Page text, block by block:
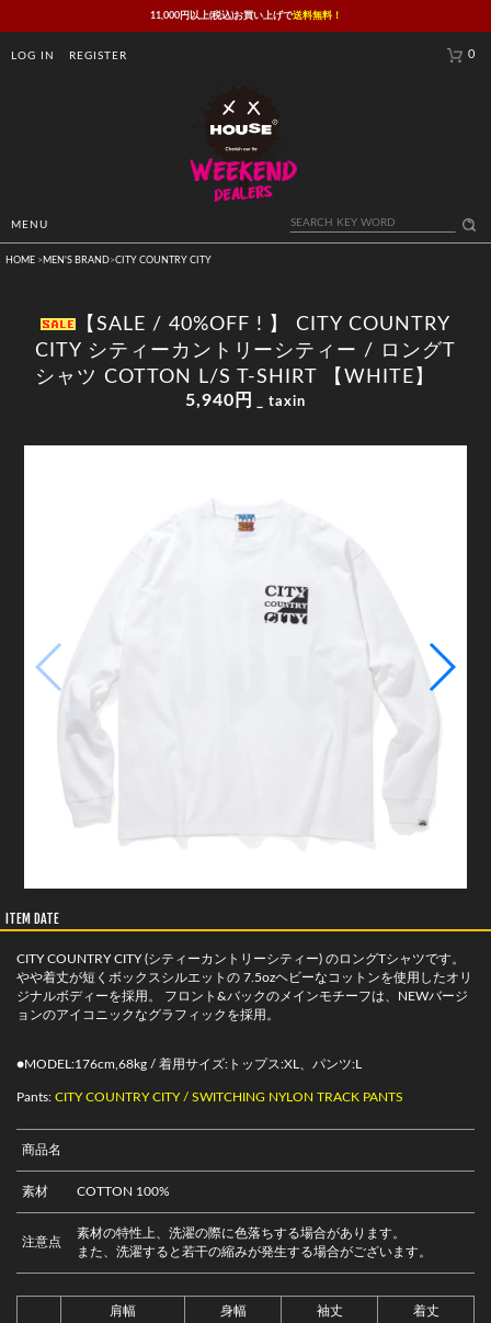
11,000円以上(税込)お買い上げで送料無料！
LOG IN REGISTER 0
MENU
HOME > MEN'S BRAND>CITY COUNTRY CITY
【SALE / 40%OFF ! 】 CITY COUNTRY
CITY シティーカントリーシティー / ロングT
シャツ COTTON L/S T-SHIRT 【WHITE】
5,940円 _ taxin
ITEM DATE
CITY COUNTRY CITY (シティーカントリーシティー) のロングTシャツです。
やや着丈が短くボックスシルエットの 7.5ozヘビーなコットンを使用したオリ
ジナルボディーを採用。 フロント&バックのメインモチーフは、NEWバージ
ョンのアイコニックなグラフィックを採用。
●MODEL:176cm,68kg / 着用サイズ:トップス:XL、パンツ:L
Pants: CITY COUNTRY CITY / SWITCHING NYLON TRACK PANTS
商品名
素材 COTTON 100%
注意点
素材の特性上、洗濯の際に色落ちする場合があります。
また、洗濯すると若干の縮みが発生する場合がございます。
肩幅 身幅 袖丈 着丈